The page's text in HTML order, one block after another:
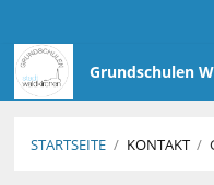
Grundschulen
STARTSEITE / KONTAKT /